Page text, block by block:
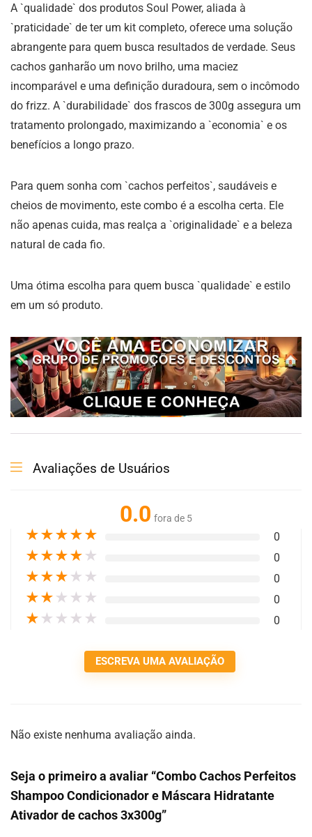
A `qualidade` dos produtos Soul Power, aliada à
`praticidade` de ter um kit completo, oferece uma solução
abrangente para quem busca resultados de verdade. Seus
cachos ganharão um novo brilho, uma maciez
incomparável e uma definição duradoura, sem o incômodo
do frizz. A `durabilidade` dos frascos de 300g assegura um
tratamento prolongado, maximizando a `economia` e os
benefícios a longo prazo.
Para quem sonha com `cachos perfeitos`, saudáveis e
cheios de movimento, este combo é a escolha certa. Ele
não apenas cuida, mas realça a `originalidade` e a beleza
natural de cada fio.
Uma ótima escolha para quem busca `qualidade` e estilo
em um só produto.
Avaliações de Usuários
0.0 fora de 5
★★★★★ 0
★★★★ ★ 0
★★★ ★ ★ 0
★★ ★ ★ ★ 0
★ ★ ★ ★ ★ 0
ESCREVA UMA AVALIAÇÃO
Não existe nenhuma avaliação ainda.
Seja o primeiro a avaliar “Combo Cachos Perfeitos
Shampoo Condicionador e Máscara Hidratante
Ativador de cachos 3x300g”